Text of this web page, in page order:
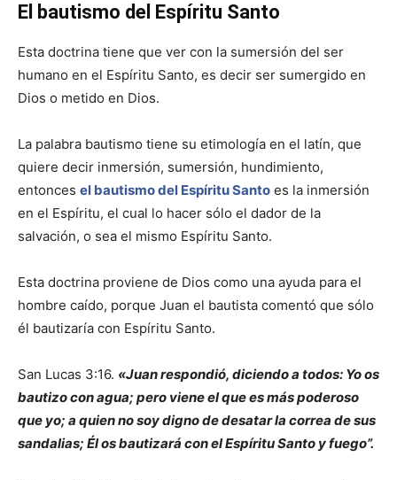
El bautismo del Espíritu Santo
Esta doctrina tiene que ver con la sumersión del ser
humano en el Espíritu Santo, es decir ser sumergido en
Dios o metido en Dios.
La palabra bautismo tiene su etimología en el latín, que
quiere decir inmersión, sumersión, hundimiento,
entonces el bautismo del Espíritu Santo es la inmersión
en el Espíritu, el cual lo hacer sólo el dador de la
salvación, o sea el mismo Espíritu Santo.
Esta doctrina proviene de Dios como una ayuda para el
hombre caído, porque Juan el bautista comentó que sólo
él bautizaría con Espíritu Santo.
San Lucas 3:16. «Juan respondió, diciendo a todos: Yo os
bautizo con agua; pero viene el que es más poderoso
que yo; a quien no soy digno de desatar la correa de sus
sandalias; Él os bautizará con el Espíritu Santo y fuego”.